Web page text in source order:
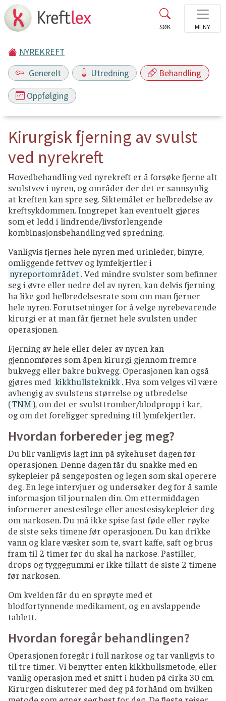
NYREKREFT
Generelt
Utredning Behandling
Oppfølging
Kirurgisk fjerning av svulst
ved nyrekreft
Hovedbehandling ved nyrekreft er å forsøke fjerne alt
svulstvev i nyren, og områder der det er sannsynlig
at kreften kan spre seg. Siktemålet er helbredelse av
kreftsykdommen. Inngrepet kan eventuelt gjøres
som et ledd i lindrende/livsforlengende
kombinasjonsbehandling ved spredning.
Vanligvis fjernes hele nyren med urinleder, binyre,
omliggende fettvev og lymfekjertler i
nyreportområdet . Ved mindre svulster som befinner
seg i øvre eller nedre del av nyren, kan delvis fjerning
ha like god helbredelsesrate som om man fjerner
hele nyren. Forutsetninger for å velge nyrebevarende
kirurgi er at man får fjernet hele svulsten under
operasjonen.
Fjerning av hele eller deler av nyren kan
gjennomføres som åpen kirurgi gjennom fremre
bukvegg eller bakre bukvegg. Operasjonen kan også
gjøres med kikkhullsteknikk. Hva som velges vil være
avhengig av svulstens størrelse og utbredelse
(TNM), om det er svulsttromber/blodpropp i kar,
og om det foreligger spredning til lymfekjertler.
Hvordan forbereder jeg meg?
Du blir vanligvis lagt inn på sykehuset dagen før
operasjonen. Denne dagen får du snakke med en
sykepleier på sengeposten og legen som skal operere
deg. En lege intervjuer og undersøker deg for å samle
informasjon til journalen din. Om ettermiddagen
informerer anestesilege eller anestesisykepleier deg
om narkosen. Du må ikke spise fast føde eller røyke
de siste seks timene før operasjonen. Du kan drikke
vann og klare væsker som te, svart kaffe, saft og brus
fram til 2 timer før du skal ha narkose. Pastiller,
drops og tyggegummi er ikke tillatt de siste 2 timene
før narkosen.
Om kvelden får du en sprøyte med et
blodfortynnende medikament, og en avslappende
tablett.
Hvordan foregår behandlingen?
Operasjonen foregår i full narkose og tar vanligvis to
til tre timer. Vi benytter enten kikkhullsmetode, eller
vanlig operasjon med et snitt i huden på cirka 30 cm.
Kirurgen diskuterer med deg på forhånd om hvilken